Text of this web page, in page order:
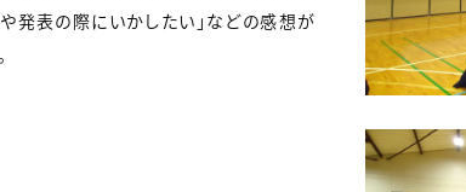
発表の際にいかしたい」などの感想が